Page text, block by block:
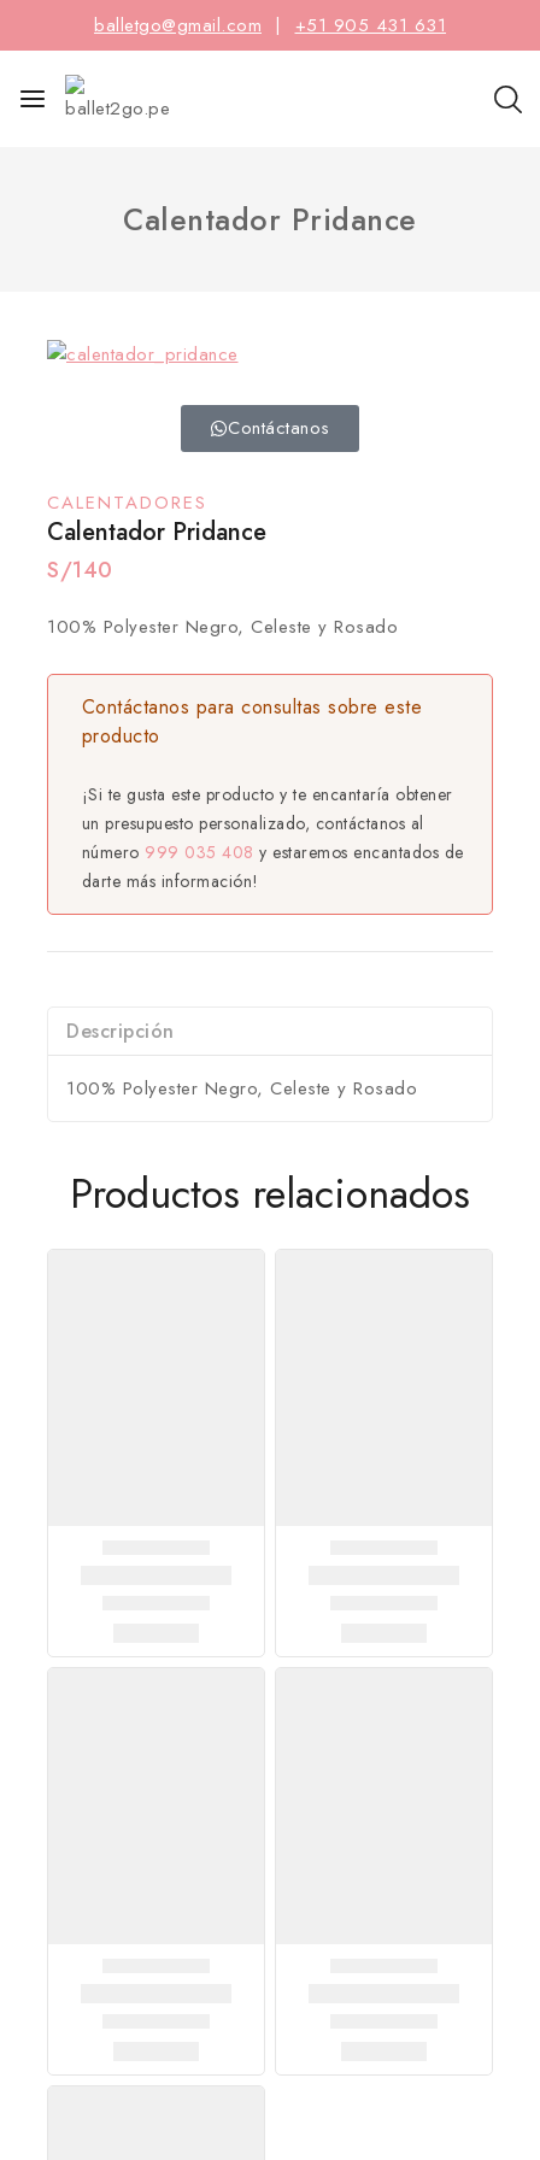
balletgo@gmail.com | +51 905 431 631
Calentador Pridance
Contáctanos
CALENTADORES
Calentador Pridance
S/140
100% Polyester Negro, Celeste y Rosado
Contáctanos para consultas sobre este
producto
¡Si te gusta este producto y te encantaría obtener
un presupuesto personalizado, contáctanos al
número 999 035 408 y estaremos encantados de
darte más información!
Descripción
100% Polyester Negro, Celeste y Rosado
Productos relacionados